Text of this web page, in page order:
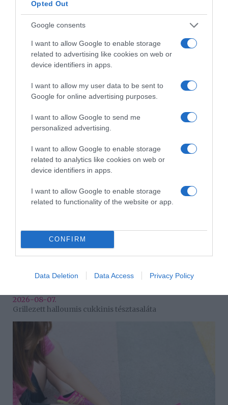
Opted Out
Google consents
I want to allow Google to enable storage
related to advertising like cookies on web or
device identifiers in apps.
I want to allow my user data to be sent to
Google for online advertising purposes.
I want to allow Google to send me
personalized advertising.
I want to allow Google to enable storage
related to analytics like cookies on web or
device identifiers in apps.
I want to allow Google to enable storage
related to functionality of the website or app.
CONFIRM
Data Deletion Data Access Privacy Policy
Túlzott félelem a közös jövőtől – hogyan kerüld el egy új
párkapcsolatban?
2026-08-07.
Grillezett halloumis cukkinis tésztasaláta